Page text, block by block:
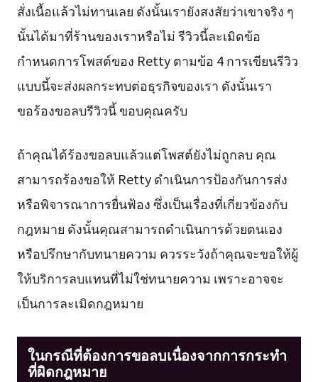
สั่งเนื้อแล้วไม่ทานเลย ดังนั้นเรายังสงสัยว่าเขาจริง ๆ
นั้นได้มาที่ร้านของเราหรือไม่ รีวิวนี้ละเมิดข้อ
กำหนดการโพสต์ของ Retty ตามข้อ 4 การเขียนรีวิว
แบบนี้จะส่งผลกระทบต่อธุรกิจของเรา ดังนั้นเรา
ขอร้องขอลบรีวิวนี้ ขอบคุณครับ
ถ้าคุณได้ร้องขอลบแล้วแต่โพสต์ยังไม่ถูกลบ คุณ
สามารถร้องขอให้ Retty ดำเนินการป้องกันการส่ง
หรือพิจารณาการยื่นฟ้อง ซึ่งเป็นเรื่องที่เกี่ยวข้องกับ
กฎหมาย ดังนั้นคุณสามารถดำเนินการด้วยตนเอง
หรือปรึกษากับทนายความ ควรระวังถ้าคุณจะขอให้ผู้
ให้บริการลบแทนที่ไม่ใช่ทนายความ เพราะอาจจะ
เป็นการละเมิดกฎหมาย
ในกรณีที่ต้องการขอลบเนื่องจากการกระทำ
ที่ผิดกฎหมาย